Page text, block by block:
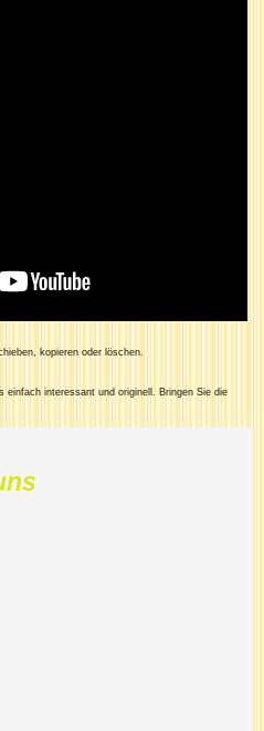
kopieren oder löschen.
einfach interessant und originell. Bringen Sie die